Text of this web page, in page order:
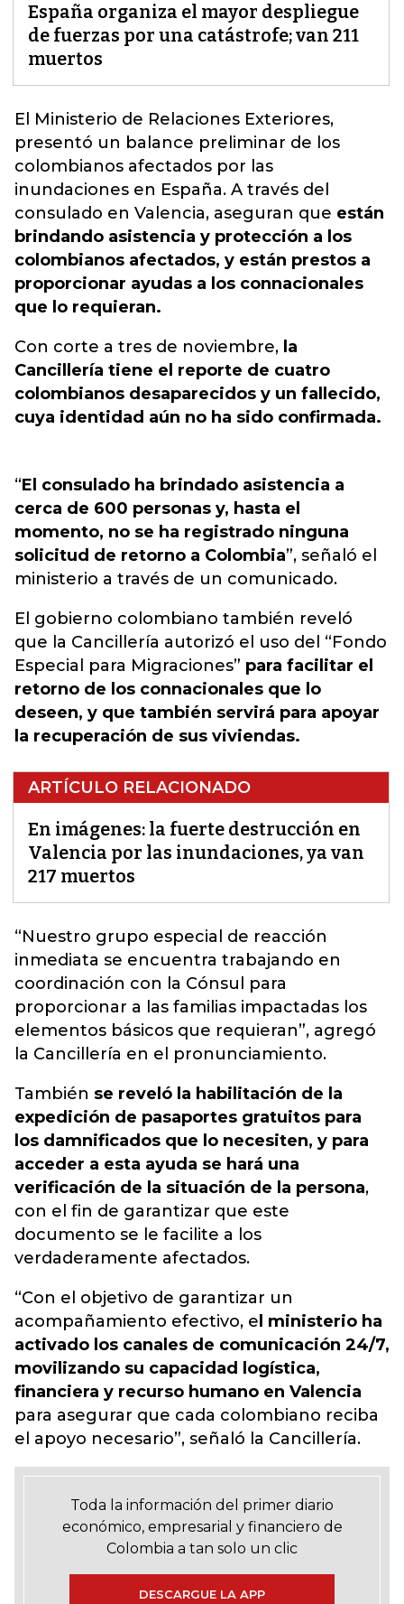
España organiza el mayor despliegue
de fuerzas por una catástrofe; van 211
muertos
El Ministerio de Relaciones Exteriores,
presentó un balance preliminar de los
colombianos afectados por las
inundaciones en España. A través del
consulado en Valencia, aseguran que están
brindando asistencia y protección a los
colombianos afectados, y están prestos a
proporcionar ayudas a los connacionales
que lo requieran.
Con corte a tres de noviembre, la
Cancillería tiene el reporte de cuatro
colombianos desaparecidos y un fallecido,
cuya identidad aún no ha sido confirmada.
“El consulado ha brindado asistencia a
cerca de 600 personas y, hasta el
momento, no se ha registrado ninguna
solicitud de retorno a Colombia”, señaló el
ministerio a través de un comunicado.
El gobierno colombiano también reveló
que la Cancillería autorizó el uso del “Fondo
Especial para Migraciones” para facilitar el
retorno de los connacionales que lo
deseen, y que también servirá para apoyar
la recuperación de sus viviendas.
ARTÍCULO RELACIONADO
En imágenes: la fuerte destrucción en
Valencia por las inundaciones, ya van
217 muertos
“Nuestro grupo especial de reacción
inmediata se encuentra trabajando en
coordinación con la Cónsul para
proporcionar a las familias impactadas los
elementos básicos que requieran”, agregó
la Cancillería en el pronunciamiento.
También se reveló la habilitación de la
expedición de pasaportes gratuitos para
los damnificados que lo necesiten, y para
acceder a esta ayuda se hará una
verificación de la situación de la persona,
con el fin de garantizar que este
documento se le facilite a los
verdaderamente afectados.
“Con el objetivo de garantizar un
acompañamiento efectivo, e l ministerio ha
activado los canales de comunicación 24/7,
movilizando su capacidad logística,
financiera y recurso humano en Valencia
para asegurar que cada colombiano reciba
el apoyo necesario”, señaló la Cancillería.
Toda la información del primer diario
económico, empresarial y financiero de
Colombia a tan solo un clic
DESCARGUE LA APP